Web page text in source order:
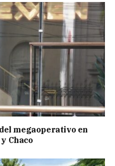
megaoperativo en
Chaco